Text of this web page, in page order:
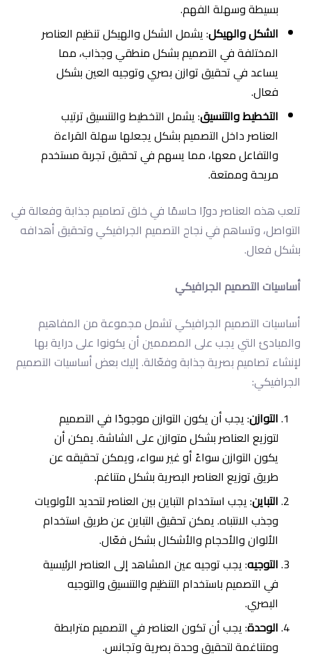
بسيطة وسهلة الفهم.
الشكل والهيكل: يشمل الشكل والهيكل تنظيم العناصر
المختلفة في التصميم بشكل منطقي وجذاب، مما
يساعد في تحقيق توازن بصري وتوجيه العين بشكل
فعال.
التخطيط والتنسيق: يشمل التخطيط والتنسيق ترتيب
العناصر داخل التصميم بشكل يجعلها سهلة القراءة
والتفاعل معها، مما يسهم في تحقيق تجربة مستخدم
مريحة وممتعة.
تلعب هذه العناصر دورًا حاسمًا في خلق تصاميم جذابة وفعالة في
التواصل، وتساهم في نجاح التصميم الجرافيكي وتحقيق أهدافه
بشكل فعال.
أساسيات التصميم الجرافيكي
أساسيات التصميم الجرافيكي تشمل مجموعة من المفاهيم
والمبادئ التي يجب على المصممين أن يكونوا على دراية بها
لإنشاء تصاميم بصرية جذابة وفعّالة. إليك بعض أساسيات التصميم
الجرافيكي:
التوازن: يجب أن يكون التوازن موجودًا في التصميم
لتوزيع العناصر بشكل متوازن على الشاشة. يمكن أن
يكون التوازن سواءً أو غير سواء، ويمكن تحقيقه عن
طريق توزيع العناصر البصرية بشكل متناغم.
التباين: يجب استخدام التباين بين العناصر لتحديد الأولويات
وجذب الانتباه. يمكن تحقيق التباين عن طريق استخدام
الألوان والأحجام والأشكال بشكل فعّال.
التوجيه: يجب توجيه عين المشاهد إلى العناصر الرئيسية
في التصميم باستخدام التنظيم والتنسيق والتوجيه
البصري.
الوحدة: يجب أن تكون العناصر في التصميم مترابطة
ومتناغمة لتحقيق وحدة بصرية وتجانس.